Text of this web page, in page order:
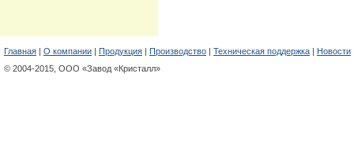
Главная | О компании | Продукция | Производство | Техническая поддержка | Новости
© 2004-2015, ООО «Завод «Кристалл»